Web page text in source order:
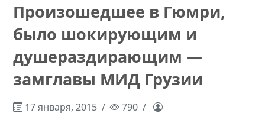
Произошедшее в Гюмри,
было шокирующим и
душераздирающим —
замглавы МИД Грузии
17 января, 2015 790